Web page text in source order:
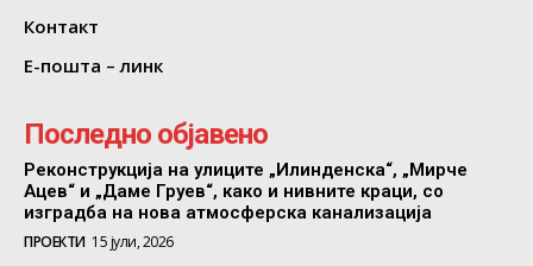
Контакт
Е-пошта – линк
Последно објавено
Реконструкција на улиците „Илинденска“, „Мирче
Ацев“ и „Даме Груев“, како и нивните краци, со
изградба на нова атмосферска канализација
ПРОЕКТИ 15 јули, 2026